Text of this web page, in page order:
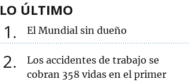
LO ÚLTIMO
1 El Mundial sin dueño
2
Los accidentes de trabajo se
cobran 358 vidas en el primer